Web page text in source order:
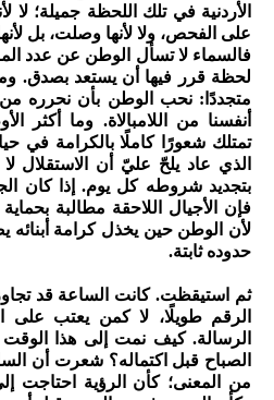
الأردنية في تلك اللحظة جميلة؛ لا
على الفحص، ولا لأنها وصلت، بل
فالسماء لا تسأل الوطن عن عدد
لحظة قرر فيها أن يستعد بصدق.
متجددًا: نحب الوطن بأن نحرره من
أنفسنا من اللامبالاة. وما أكثر
تمتلك شعورًا كاملًا بالكرامة في
الذي عاد يلحّ عليّ أن الاستقلال
بتجديد شروطه كل يوم. إذا كان
فإن الأجيال اللاحقة مطالبة
لأن الوطن حين يخذل كرامة
حدوده ثابتة.
ثم استيقظت. كانت الساعة قد
الرقم طويلًا، لا كمن يعتب على
الرسالة. كيف نمت إلى هذا
الصباح قبل اكتماله؟ شعرت أن
من المعنى؛ كأن الرؤية